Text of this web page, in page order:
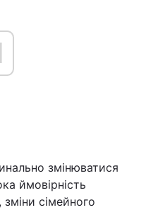
змінюватися
ймовірність
зміни сімейного